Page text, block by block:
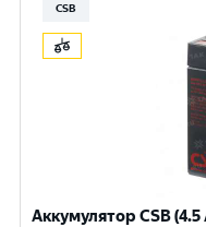
CSB
Аккумулятор CSB